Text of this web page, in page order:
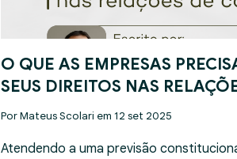
O QUE AS EMPRESAS
SEUS DIREITOS NAS
Por Mateus Scolari em 12 set 2025
Atendendo a uma previsão